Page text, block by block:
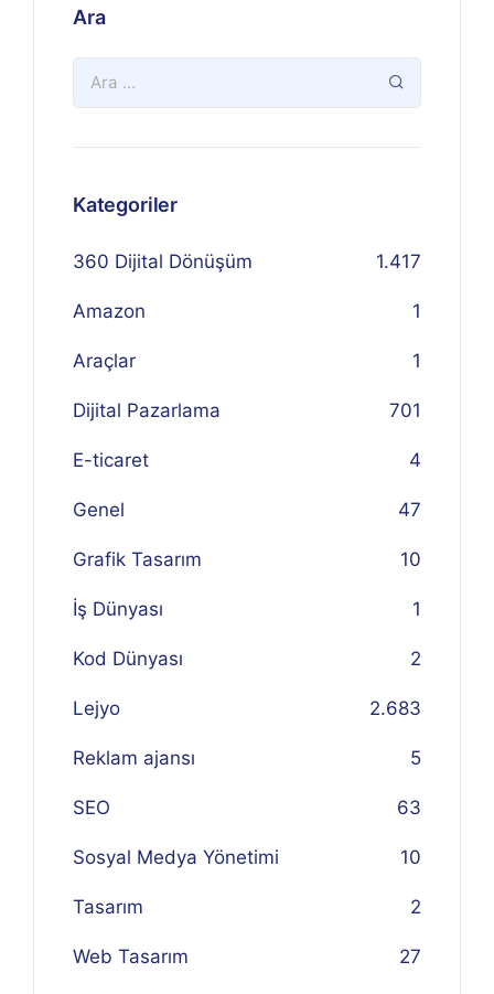
Ara
Kategoriler
360 Dijital Dönüşüm 1.417
Amazon 1
Araçlar 1
Dijital Pazarlama 701
E-ticaret 4
Genel 47
Grafik Tasarım 10
İş Dünyası 1
Kod Dünyası 2
Lejyo 2.683
Reklam ajansı 5
SEO 63
Sosyal Medya Yönetimi 10
Tasarım 2
Web Tasarım 27